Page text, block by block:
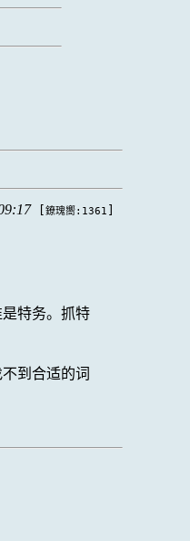
[鐐瑰嚮:1361
特务。抓特
到合适的词